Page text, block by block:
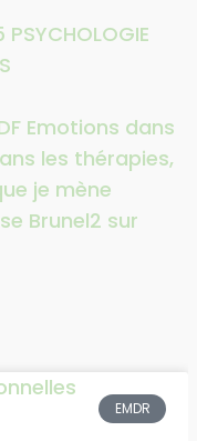
Emotions dans
les thérapies,
je mène
Brunel2 sur
EMDR